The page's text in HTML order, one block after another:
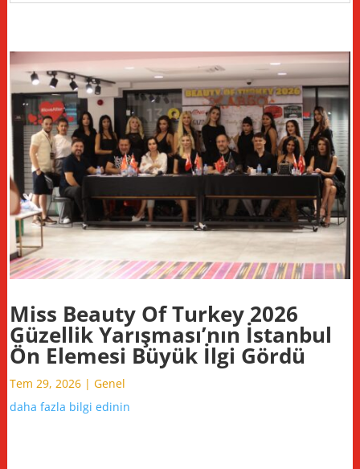
Miss Beauty Of Turkey 2026
Güzellik Yarışması’nın İstanbul
Ön Elemesi Büyük İlgi Gördü
Tem 29, 2026 | Genel
daha fazla bilgi edinin